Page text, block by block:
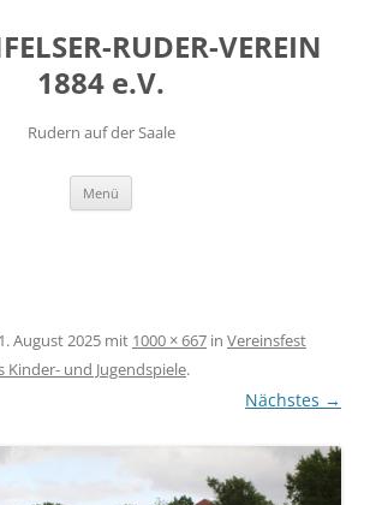
RUDER-VEREIN
1884 e.V.
Rudern auf der Saale
Menü
August 2025 mit 1000 × 667 in Vereinsfest
Kinder- und Jugendspiele.
Nächstes →